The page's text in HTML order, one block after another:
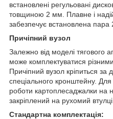
встановлені регульовані
товщиною 2 мм. Плавне і
забезпечує встановлена пара
Причіпний вузол
Залежно від моделі тягового
може комплектуватися
Причіпний вузол кріпиться
спеціального кронштейну. Для
роботи картоплесаджалки на
закріплений на рухомий втулці.
Стандартна комплектація: